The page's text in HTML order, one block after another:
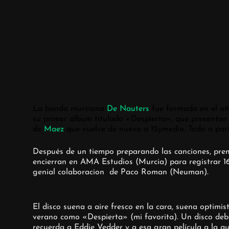
De Nauters
Maezque vuelve de nuevo a 12ymedio. Todo a
Después de un tiempo preparando las canciones,
encierran en AMA Estudios (Murcia) para registrar
genial colaboracion de Paco Roman (Neuman).
El disco suena a aire fresco en la cara, suena
verano como «Despierta» (mi favorita). Un disco